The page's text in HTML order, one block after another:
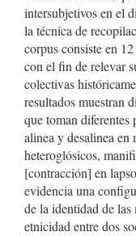
intersubjetivos en el
la técnica de
corpus consiste en
con el fin de relevar
colectivas
resultados muestran
que toman diferentes
alinea y desalinea en
heteroglósicos,
[contracción] en
evidencia una
de la identidad de las
etnicidad entre dos